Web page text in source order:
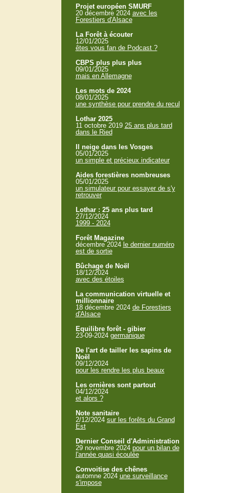
Projet européen SMURF
20 décembre 2024 avec les
Forestiers d'Alsace
La Forêt à écouter
12/01/2025
êtes vous fan de Podcast ?
CBPS plus plus plus
09/01/2025
mais en Allemagne
Les mots de 2024
08/01/2025
une synthèse pour prendre du recul
Lothar 2025
11 octobre 2019 25 ans plus tard
dans le Ried
Il neige dans les Vosges
05/01/2025
un simple et précieux indicateur
Aides forestières nombreuses
05/01/2025
un simulateur pour essayer de s'y
retrouver
Lothar : 25 ans plus tard
27/12/2024
1999 - 2024
Forêt Magazine
décembre 2024 le dernier numéro
est de sortie
Bûchage de Noël
18/12/2024
avec des étoiles
La communication virtuelle et
millionnaire
18 décembre 2024 de Forestiers
d'Alsace
Equilibre forêt - gibier
23-09-2024 germanique
De l'art de tailler les sapins de
Noël
09/12/2024
pour les rendre les plus beaux
Les ornières sont partout
04/12/2024
et alors ?
Note sanitaire
2/12/2024 sur les forêts du Grand
Est
Dernier Conseil d'Administration
29 novembre 2024 pour un bilan de
l'année quasi écoulée
Convoitise des chênes
automne 2024 une surveillance
s'impose